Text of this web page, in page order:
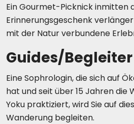
Ein Gourmet-Picknick inmitten
Erinnerungsgeschenk
mit der Natur verbundene
Guides/Begleiter
Eine Sophrologin, die sich auf
hat und seit über 15 Jahren die
Yoku praktiziert, wird Sie auf
Wanderung begleiten.